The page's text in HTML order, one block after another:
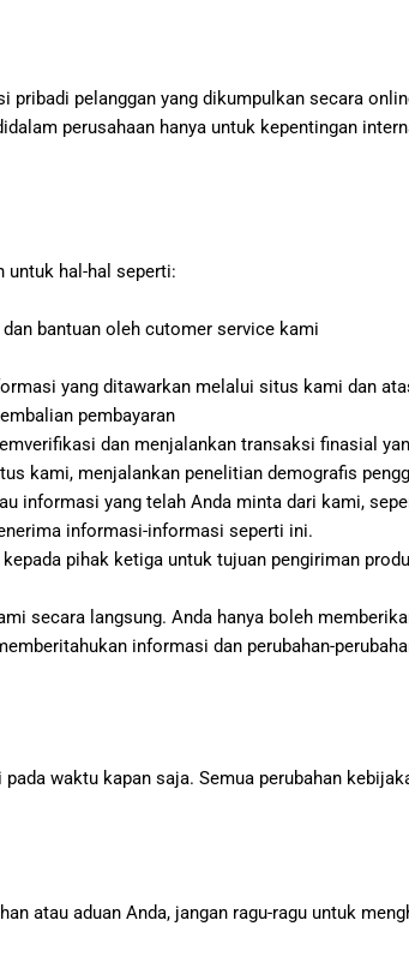
pelanggan yang dikumpulkan secara
perusahaan hanya untuk kepentingan
untuk hal-hal seperti:
bantuan oleh cutomer service kami
yang ditawarkan melalui situs kami dan
pembayaran
dan menjalankan transaksi finasial
kami, menjalankan penelitian demografis
informasi yang telah Anda minta dari kami,
informasi-informasi seperti ini.
pihak ketiga untuk tujuan pengiriman
secara langsung. Anda hanya boleh
informasi dan perubahan-
waktu kapan saja. Semua perubahan
atau aduan Anda, jangan ragu-ragu untuk